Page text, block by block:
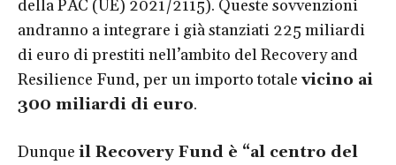
della PAC (UE) 2021/2115). Queste sovvenzioni
andranno a integrare i già stanziati 225 miliardi
di euro di prestiti nell’ambito del Recovery and
Resilience Fund, per un importo totalevicino ai
300 miliardi di euro.
Dunque il Recovery Fund è “al centro del